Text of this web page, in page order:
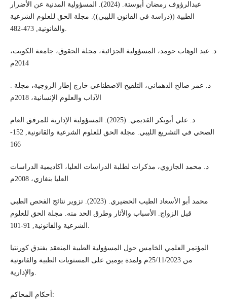
عبدالرؤوف رمضان أبوستة. (2024). المسؤولية المدنية عن الأضرار
الطبية ((دراسة في القانون الليبي)). مجلة الحق للعلوم الشرعية
د. عبد الوهاب حومد، المسؤولية الجزائية، مجلة الحقوق، جامعة الكويت،
2014م
الآداب والعلوم الإنسانية، 2018م
د. علي أبوبكر القديمي. (2025). المسؤولية الإدارية للمرفق العام
الصحي في التشريع الليبي. مجلة الحق للعلوم الشرعية والقانونية, 152-
166
د. محمد الجازوي، مذكرات لطلبة الدراسات العليا، اكاديمية الدراسات
العليا بنغازي، 2008م
محمد أبو الأسعاد الطيب الحضيري. (2023). تزوير نتائج الفحص الطبي
قبل الزواج. الأسباب والأثار وطرق الحد منه. مجلة الحق للعلوم
المؤتمر العلمي الخامس حول المسؤولية الطبية المنعقد بفندق كورنتيا
من 25/11/2023م ولمدة يومين على المستويات الطبية والقانونية
أحكام المحاكم: